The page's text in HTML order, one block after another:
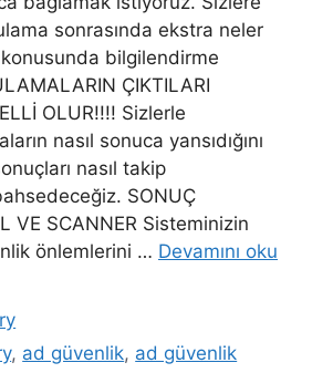
sonrasında ekstra neler
bilgilendirme
ÇIKTILARI
OLUR!!!! Sizlerle
nasıl sonuca yansıdığını
nasıl takip
SONUÇ
VE SCANNER Sisteminizin
önlemlerini … Devamını oku
, ad güvenlik, ad güvenlik